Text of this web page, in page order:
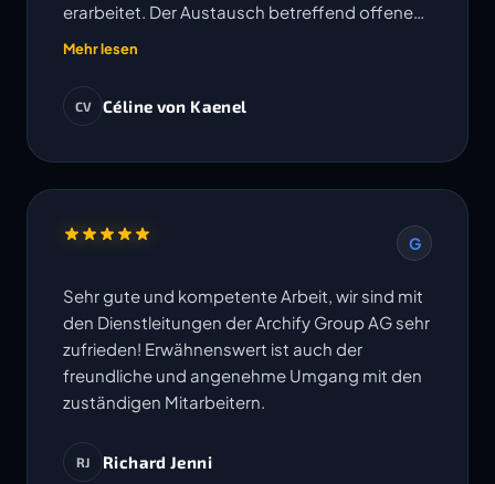
erarbeitet. Der Austausch betreffend offenen
Fragen erfolgt sehr unkompliziert und
Termine werden eingehalten. Ich freue mich
Mehr lesen
CV Céline von Kaenel
G
Sehr gute und kompetente Arbeit, wir sind mit
den Dienstleitungen der Archify Group AG sehr
zufrieden! Erwähnenswert ist auch der
freundliche und angenehme Umgang mit den
zuständigen Mitarbeitern.
RJ Richard Jenni